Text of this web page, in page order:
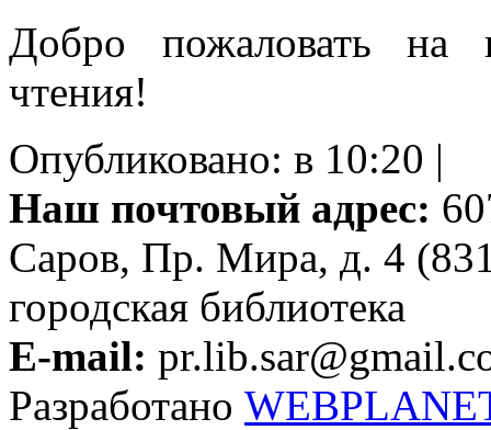
Добро пожаловать на
чтения!
Опубликовано: в 10:20 |
Наш почтовый адрес:
Саров, Пр. Мира, д. 4
городская библиотека
E-mail:
Разработано